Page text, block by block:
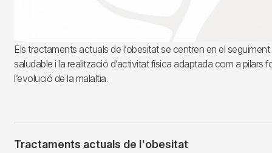
Els tractaments actuals de l’obesitat se centren en el seguiment
saludable i la realització d’activitat física adaptada com a pilars
l’evolució de la malaltia.
Tractaments actuals de l'obesitat